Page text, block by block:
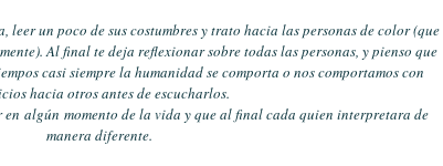
leer un poco de sus costumbres y trato hacia las personas de color (que
Al final te deja reflexionar sobre todas las personas, y pienso que
casi siempre la humanidad se comporta o nos comportamos con
hacia otros antes de escucharlos.
algún momento de la vida y que al final cada quien interpretara de
manera diferente.